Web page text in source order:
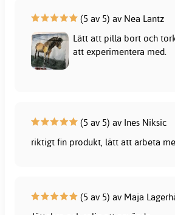
(5 av 5) av Nea Lantz
Lätt att pilla bort och
att experimentera med.
(5 av 5) av Ines Niksic
riktigt fin produkt, lätt att arbeta
(5 av 5) av Maja